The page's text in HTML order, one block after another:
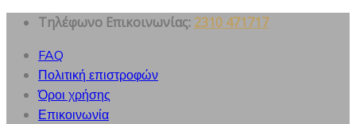
Skip
content
Τηλέφωνο Επικοινωνίας: 2310 471717
FAQ
Πολιτική επιστροφών
Όροι χρήσης
Επικοινωνία